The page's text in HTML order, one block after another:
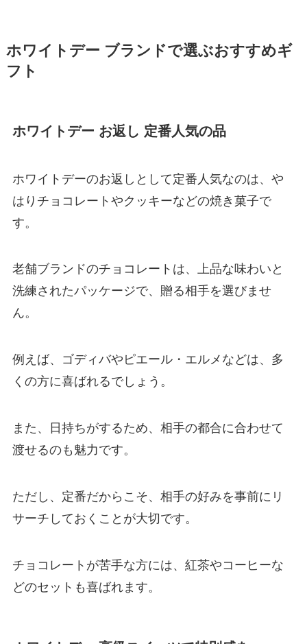
ホワイトデー ブランドで選ぶおすすめギ
フト
ホワイトデー お返し 定番人気の品
ホワイトデーのお返しとして定番人気なのは、や
はりチョコレートやクッキーなどの焼き菓子で
す。
老舗ブランドのチョコレートは、上品な味わいと
洗練されたパッケージで、贈る相手を選びませ
ん。
例えば、ゴディバやピエール・エルメなどは、多
くの方に喜ばれるでしょう。
また、日持ちがするため、相手の都合に合わせて
渡せるのも魅力です。
ただし、定番だからこそ、相手の好みを事前にリ
サーチしておくことが大切です。
チョコレートが苦手な方には、紅茶やコーヒーな
どのセットも喜ばれます。